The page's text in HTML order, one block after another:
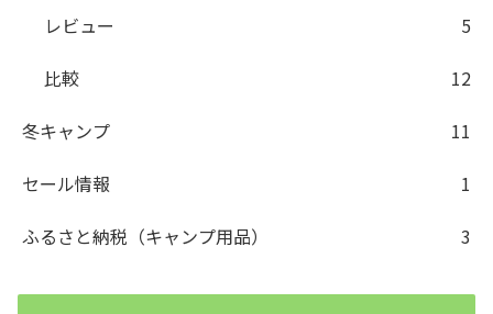
レビュー
5
比較
12
冬キャンプ
11
セール情報
1
ふるさと納税（キャンプ用品）
3